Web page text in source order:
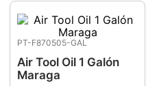
PT-F870505-GAL
Air Tool Oil 1 Galón
Maraga